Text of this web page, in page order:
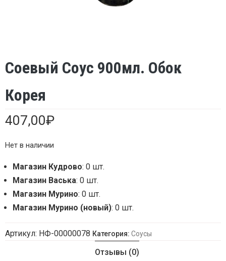
Соевый Соус 900мл. Обок
Корея
407,00₽
Нет в наличии
Магазин Кудрово: 0 шт.
Магазин Васька: 0 шт.
Магазин Мурино: 0 шт.
Магазин Мурино (новый): 0 шт.
Артикул: НФ-00000078 Категория: Соусы
Отзывы (0)